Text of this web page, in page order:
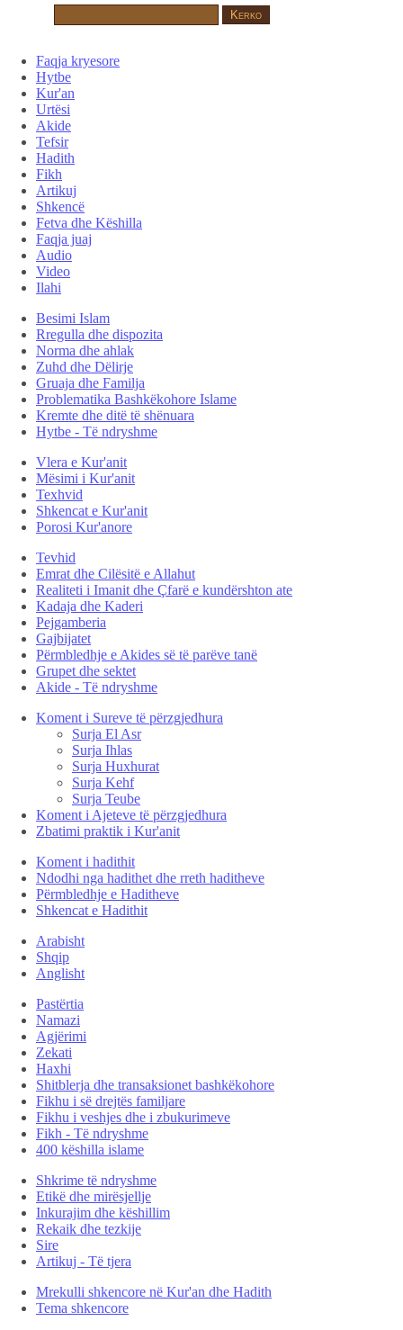
Faqja kryesore
Hytbe
Kur'an
Urtësi
Akide
Tefsir
Hadith
Fikh
Artikuj
Shkencë
Fetva dhe Këshilla
Faqja juaj
Audio
Video
Ilahi
Besimi Islam
Rregulla dhe dispozita
Norma dhe ahlak
Zuhd dhe Dëlirje
Gruaja dhe Familja
Problematika Bashkëkohore Islame
Kremte dhe ditë të shënuara
Hytbe - Të ndryshme
Vlera e Kur'anit
Mësimi i Kur'anit
Texhvid
Shkencat e Kur'anit
Porosi Kur'anore
Tevhid
Emrat dhe Cilësitë e Allahut
Realiteti i Imanit dhe Çfarë e kundërshton ate
Kadaja dhe Kaderi
Pejgamberia
Gajbijatet
Përmbledhje e Akides së të parëve tanë
Grupet dhe sektet
Akide - Të ndryshme
Koment i Sureve të përzgjedhura
Surja El Asr
Surja Ihlas
Surja Huxhurat
Surja Kehf
Surja Teube
Koment i Ajeteve të përzgjedhura
Zbatimi praktik i Kur'anit
Koment i hadithit
Ndodhi nga hadithet dhe rreth haditheve
Përmbledhje e Haditheve
Shkencat e Hadithit
Arabisht
Shqip
Anglisht
Pastërtia
Namazi
Agjërimi
Zekati
Haxhi
Shitblerja dhe transaksionet bashkëkohore
Fikhu i së drejtës familjare
Fikhu i veshjes dhe i zbukurimeve
Fikh - Të ndryshme
400 këshilla islame
Shkrime të ndryshme
Etikë dhe mirësjellje
Inkurajim dhe këshillim
Rekaik dhe tezkije
Sire
Artikuj - Të tjera
Mrekulli shkencore në Kur'an dhe Hadith
Tema shkencore